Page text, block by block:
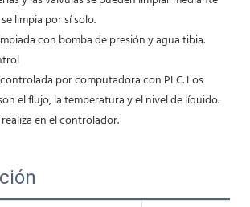
limpia por sí solo.
con bomba de presión y agua tibia.
el flujo, la temperatura y el nivel de líquido.
en el controlador.